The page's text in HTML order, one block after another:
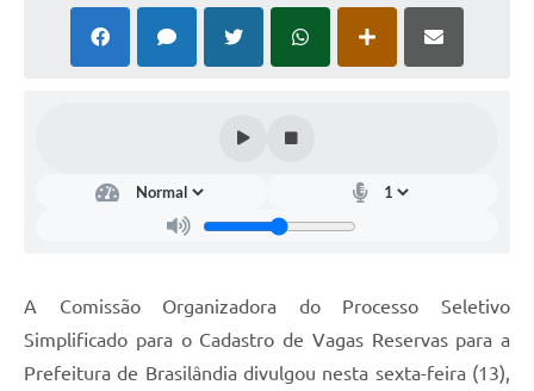
PNAB (Política Nacional Aldir Blanc)
Formulário
A Comissão Organizadora do Processo Seletivo
Simplificado para o Cadastro de Vagas Reservas para a
Prefeitura de Brasilândia divulgou nesta sexta-feira (13),